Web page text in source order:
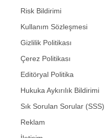
Risk Bildirimi
Kullanım Sözleşmesi
Gizlilik Politikası
Çerez Politikası
Editöryal Politika
Hukuka Aykırılık Bildirimi
Sık Sorulan Sorular (SSS)
Reklam